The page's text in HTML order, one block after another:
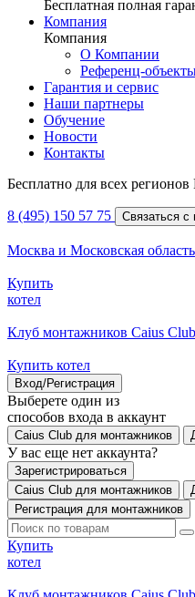
Бесплатная полная
Компания
Компания
О Компании
Референц-
Гарантия и сервис
Наши партнеры
Обучение
Новости
Контакты
Бесплатно для всех регионов
8 (495) 150 57 75 Связаться с
Москва и Московская область
Купить
котел
Клуб монтажников Caius Club
Купить котел
Вход/Регистрация
Выберете один из
способов входа в аккаунт
Caius Club для монтажников
У вас еще нет аккаунта?
Зарегистрироваться
Caius Club для монтажников
Регистрация для монтажников
Купить
котел